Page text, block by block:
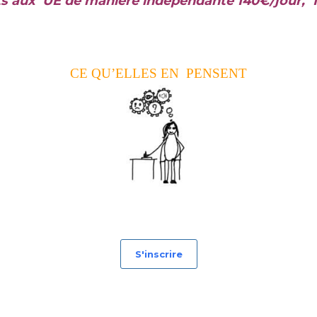
CE QU’ELLES EN PENSENT
S'inscrire